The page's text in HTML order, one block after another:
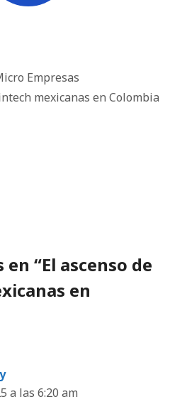
Empresas
mexicanas en Colombia
“El ascenso de
en
a las 6:20 am